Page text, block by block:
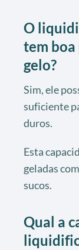
O
tem
gelo?
Sim, ele
suficiente
duros.
Esta
geladas
sucos.
Qual a